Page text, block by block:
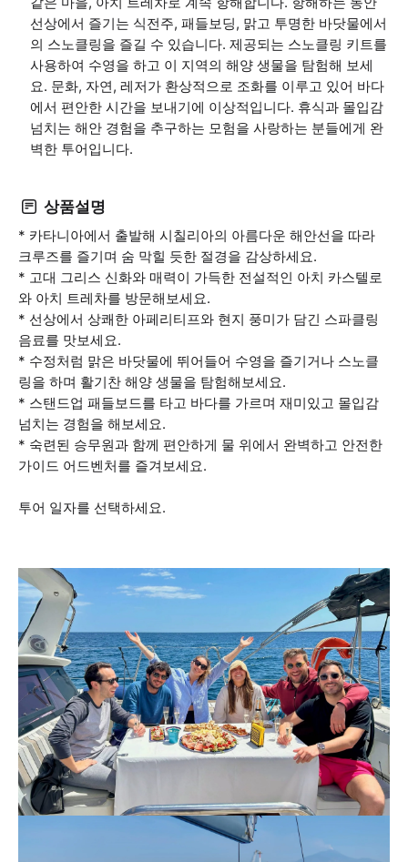
선상에서 즐기는 식전주, 패들보딩, 맑고 투명한 바닷물에서
의 스노클링을 즐길 수 있습니다. 제공되는 스노클링 키트를
사용하여 수영을 하고 이 지역의 해양 생물을 탐험해 보세
요. 문화, 자연, 레저가 환상적으로 조화를 이루고 있어 바다
에서 편안한 시간을 보내기에 이상적입니다. 휴식과 몰입감
넘치는 해안 경험을 추구하는 모험을 사랑하는 분들에게 완
벽한 투어입니다.
상품설명
* 카타니아에서 출발해 시칠리아의 아름다운 해안선을 따라
크루즈를 즐기며 숨 막힐 듯한 절경을 감상하세요.
* 고대 그리스 신화와 매력이 가득한 전설적인 아치 카스텔로
와 아치 트레차를 방문해보세요.
* 선상에서 상쾌한 아페리티프와 현지 풍미가 담긴 스파클링
음료를 맛보세요.
* 수정처럼 맑은 바닷물에 뛰어들어 수영을 즐기거나 스노클
링을 하며 활기찬 해양 생물을 탐험해보세요.
* 스탠드업 패들보드를 타고 바다를 가르며 재미있고 몰입감
넘치는 경험을 해보세요.
* 숙련된 승무원과 함께 편안하게 물 위에서 완벽하고 안전한
가이드 어드벤처를 즐겨보세요.
투어 일자를 선택하세요.